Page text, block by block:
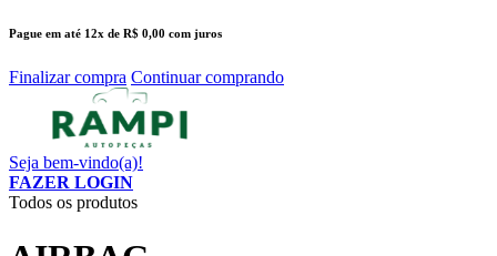
Pague em até 12x de R$ 0,00 com juros
Finalizar compra Continuar comprando
Seja bem-vindo(a)!
FAZER LOGIN
Todos os produtos